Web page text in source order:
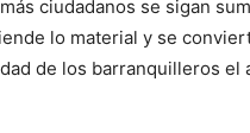
ciudadanos se sigan
lo material y se
de los barranquilleros el